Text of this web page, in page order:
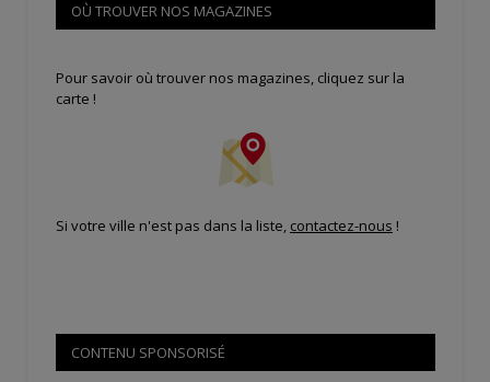
OÙ TROUVER NOS MAGAZINES
Pour savoir où trouver nos magazines, cliquez sur la
carte !
Si votre ville n'est pas dans la liste, contactez-nous !
CONTENU SPONSORISÉ